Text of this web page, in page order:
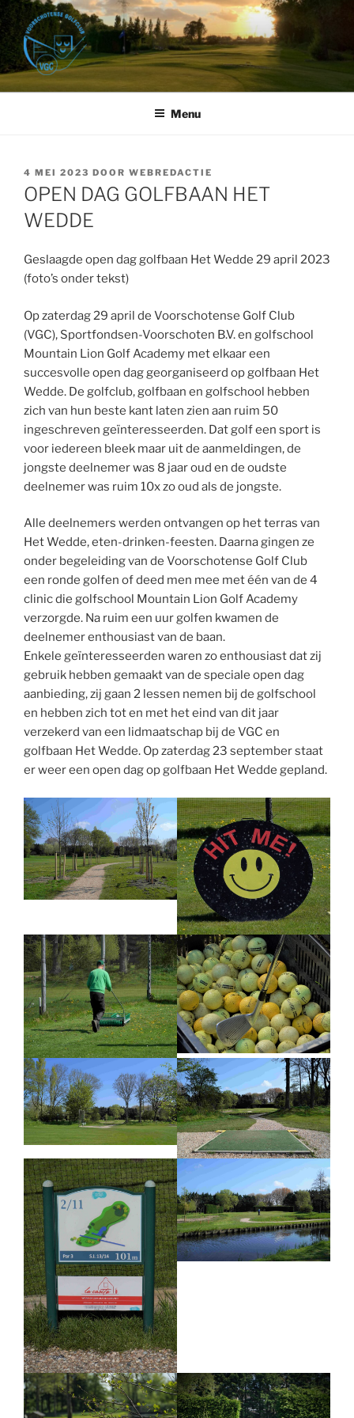
Ga
naar
de
inhoud
VOORSCHOTENSE GOLFCLUB
Golfbaan Het Wedde – Voorschoten
Menu
GEPLAATST
OP
4 MEI 2023 DOOR WEBREDACTIE
OPEN DAG GOLFBAAN HET
WEDDE
Geslaagde open dag golfbaan Het Wedde 29 april 2023
(foto’s onder tekst)
Op zaterdag 29 april de Voorschotense Golf Club
(VGC), Sportfondsen-Voorschoten B.V. en golfschool
Mountain Lion Golf Academy met elkaar een
succesvolle open dag georganiseerd op golfbaan Het
Wedde. De golfclub, golfbaan en golfschool hebben
zich van hun beste kant laten zien aan ruim 50
ingeschreven geïnteresseerden. Dat golf een sport is
voor iedereen bleek maar uit de aanmeldingen, de
jongste deelnemer was 8 jaar oud en de oudste
deelnemer was ruim 10x zo oud als de jongste.
Alle deelnemers werden ontvangen op het terras van
Het Wedde, eten-drinken-feesten. Daarna gingen ze
onder begeleiding van de Voorschotense Golf Club
een ronde golfen of deed men mee met één van de 4
clinic die golfschool Mountain Lion Golf Academy
verzorgde. Na ruim een uur golfen kwamen de
deelnemer enthousiast van de baan.
Enkele geïnteresseerden waren zo enthousiast dat zij
gebruik hebben gemaakt van de speciale open dag
aanbieding, zij gaan 2 lessen nemen bij de golfschool
en hebben zich tot en met het eind van dit jaar
verzekerd van een lidmaatschap bij de VGC en
golfbaan Het Wedde. Op zaterdag 23 september staat
er weer een open dag op golfbaan Het Wedde gepland.